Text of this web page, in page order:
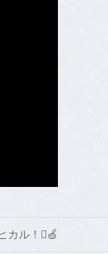
カル！🍏